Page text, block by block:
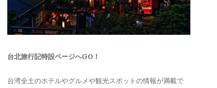
台北旅行記特設ページへGO！
台湾全土のホテルやグルメや観光スポットの情報が満載で